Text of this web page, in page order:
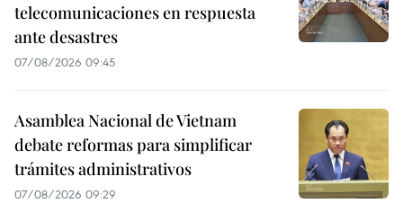
telecomunicaciones en respuesta
ante desastres
07/08/2026 09:45
Asamblea Nacional de Vietnam
debate reformas para simplificar
trámites administrativos
07/08/2026 09:29